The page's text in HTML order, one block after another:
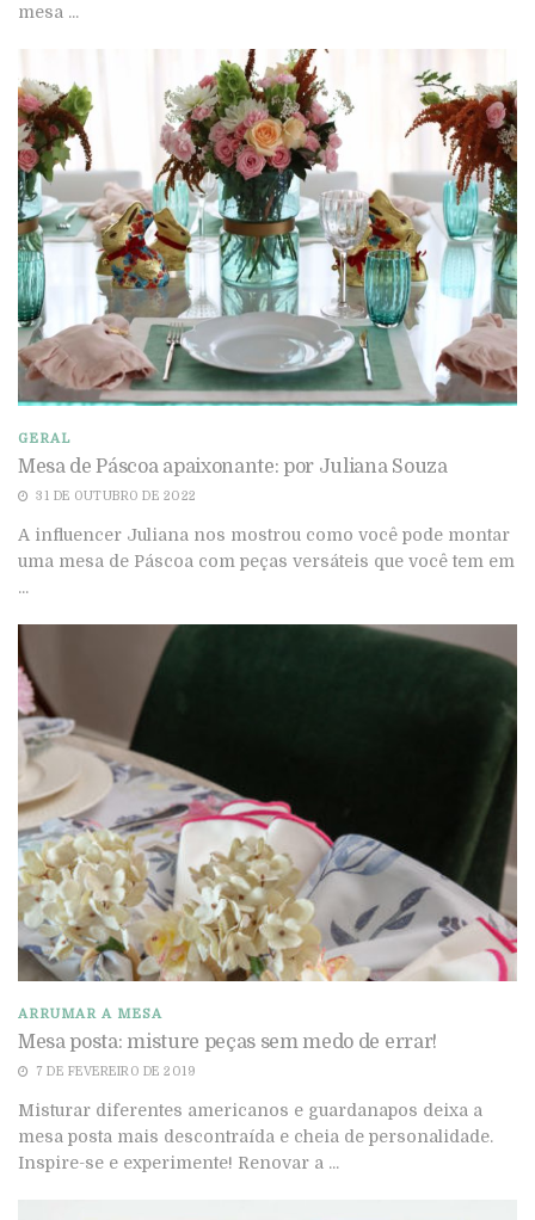
mesa ...
GERAL
Mesa de Páscoa apaixonante: por Juliana Souza
31 DE OUTUBRO DE 2022
A influencer Juliana nos mostrou como você pode montar
uma mesa de Páscoa com peças versáteis que você tem em
...
ARRUMAR A MESA
Mesa posta: misture peças sem medo de errar!
7 DE FEVEREIRO DE 2019
Misturar diferentes americanos e guardanapos deixa a
mesa posta mais descontraída e cheia de personalidade.
Inspire-se e experimente! Renovar a ...